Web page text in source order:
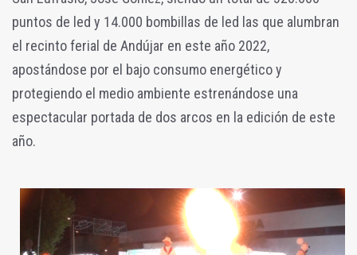
puntos de led y 14.000 bombillas de led las que alumbran
el recinto ferial de Andújar en este año 2022,
apostándose por el bajo consumo energético y
protegiendo el medio ambiente estrenándose una
espectacular portada de dos arcos en la edición de este
año.